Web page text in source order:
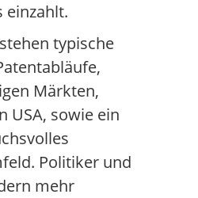
einzahlt.
typische
Märkten,
USA, sowie ein
Politiker und
mehr